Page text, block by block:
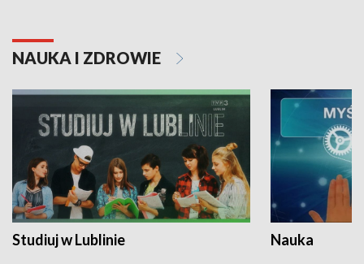
NAUKA I ZDROWIE
Studiuj w Lublinie Nauka